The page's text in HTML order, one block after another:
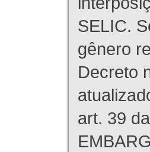
SELIC.
gênero
Decreto
art. 39